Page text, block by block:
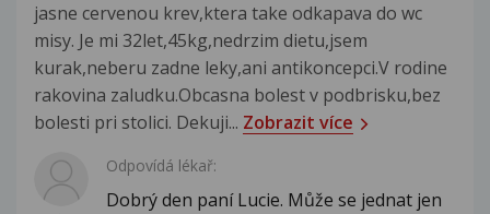
jasne cervenou krev,ktera take odkapava do wc
misy. Je mi 32let,45kg,nedrzim dietu,jsem
kurak,neberu zadne leky,ani antikoncepci.V rodine
rakovina zaludku.Obcasna bolest v podbrisku,bez
bolesti pri stolici. Dekuji... Zobrazit více
Odpovídá lékař:
Dobrý den paní Lucie. Může se jednat jen